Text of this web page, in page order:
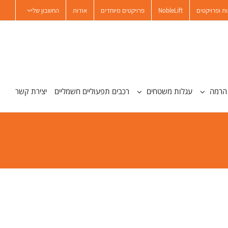
ופרויקטים NobleLift פרויקטים מיוחדים אודות החשבון שלי
הרמה עגלות משטחים רכבים תפעוליים חשמליים יצירת קשר